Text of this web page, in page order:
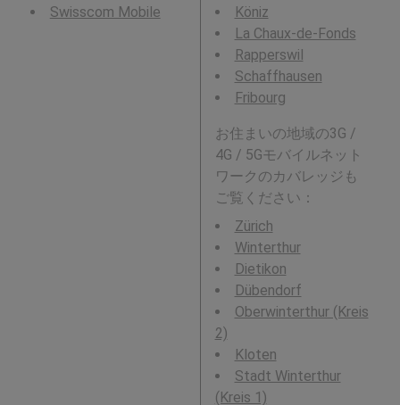
Swisscom Mobile
Köniz
La Chaux-de-Fonds
Rapperswil
Schaffhausen
Fribourg
お住まいの地域の3G /
4G / 5Gモバイルネット
ワークのカバレッジも
ご覧ください：
Zürich
Winterthur
Dietikon
Dübendorf
Oberwinterthur (Kreis
2)
Kloten
Stadt Winterthur
(Kreis 1)